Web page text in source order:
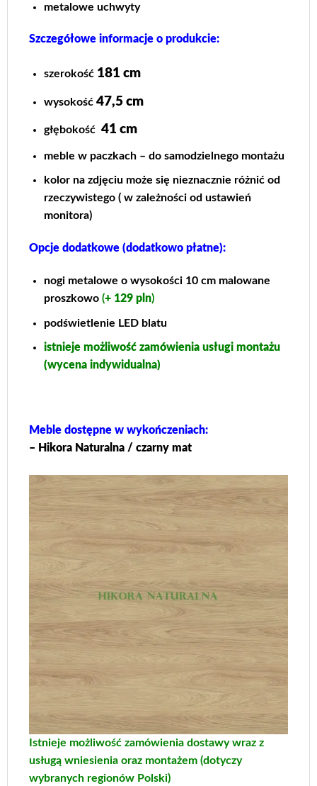
metalowe uchwyty
Szczegółowe informacje o produkcie:
szerokość 181 cm
wysokość 47,5 cm
głębokość 41 cm
meble w paczkach – do samodzielnego montażu
kolor na zdjęciu może się nieznacznie różnić od
rzeczywistego ( w zależności od ustawień
monitora)
Opcje dodatkowe (dodatkowo płatne):
nogi metalowe o wysokości 10 cm malowane
proszkowo (+ 129 pln)
podświetlenie LED blatu
istnieje możliwość zamówienia usługi montażu
(wycena indywidualna)
Meble dostępne w wykończeniach:
– Hikora Naturalna / czarny mat
Istnieje możliwość zamówienia dostawy wraz z
usługą wniesienia oraz montażem (dotyczy
wybranych regionów Polski)